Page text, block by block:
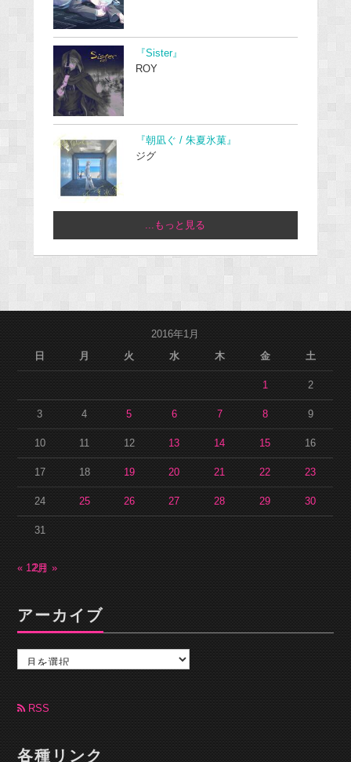
『Sister』
ROY
『朝凪ぐ / 朱夏氷菓』
ジグ
...もっと見る
2016年1月
日
月 火 水 木 金 土
1 2
3 4 5 6 7 8 9
10 11 12 13 14 15 16
17 18 19 20 21 22 23
24 25 26 27 28 29 30
31
« 12月2月 »
アーカイブ
カ
ブ RSS
各種リンク